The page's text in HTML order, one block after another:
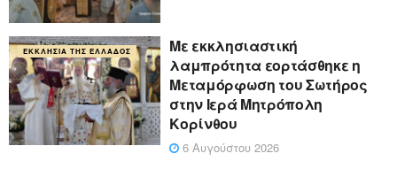
ΕΚΚΛΗΣΊΑ ΤΗΣ ΕΛΛΆΔΟΣ
Με εκκλησιαστική
λαμπρότητα εορτάσθηκε η
Μεταμόρφωση του Σωτήρος
στην Ιερά Μητρόπολη
Κορίνθου
6 Αυγούστου 2026